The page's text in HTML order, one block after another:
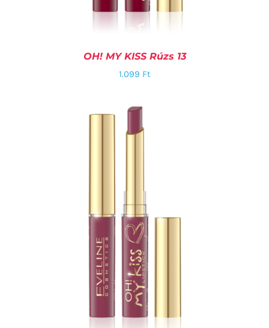
OH! MY KISS Rúzs 13
1.099 Ft